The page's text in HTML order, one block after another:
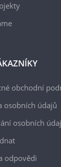
obchodní
osobních údajů
osobních
odpovědi